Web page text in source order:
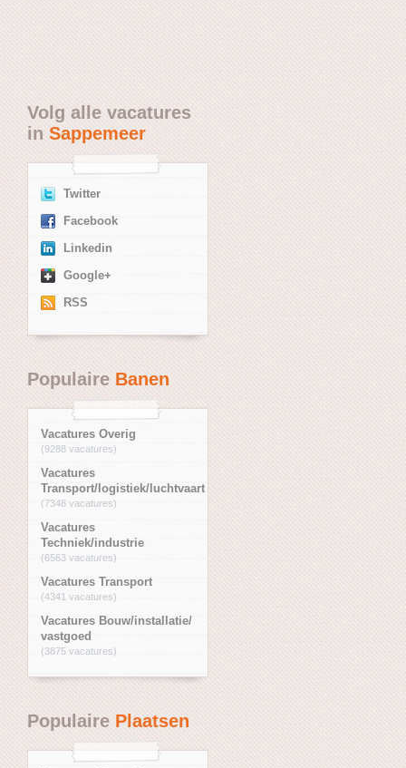
Volg alle vacatures
inSappemeer
Twitter
Facebook
Linkedin
Google+
RSS
PopulaireBanen
Vacatures Overig
(9288 vacatures)
Vacatures
Transport/logistiek/luchtvaart
(7348 vacatures)
Vacatures
Techniek/industrie
(6563 vacatures)
Vacatures Transport
(4341 vacatures)
Vacatures Bouw/installatie/
vastgoed
(3875 vacatures)
PopulairePlaatsen